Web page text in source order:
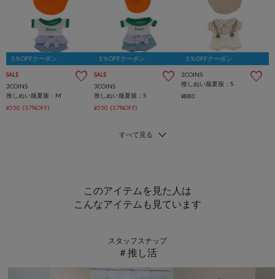
5％OFFクーポン
SALE
3COINS
推しぬい服夏服：M
¥550 (37%OFF)
5％OFFクーポン
SALE
3COINS
推しぬい服夏服：S
¥550 (37%OFF)
5％OFFクーポン
3COINS
推しぬい服夏服：S
¥880
このアイテムを見た人は
こんなアイテムも見ています
スタッフスナップ
＃推し活